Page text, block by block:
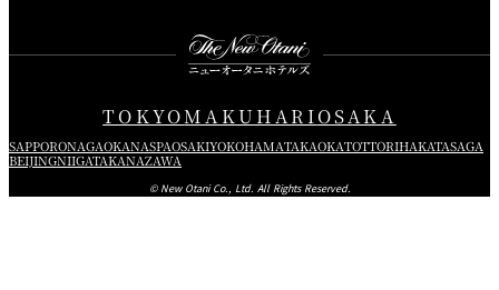
TOKYOMAKUHARIOSAKA
SAPPORONAGAOKANASPAOSAKIYOKOHAMATAKAOKATOTTORIHAKATASAGA
BEIJINGNIIGATAKANAZAWA
© New Otani Co., Ltd. All Rights Reserved.